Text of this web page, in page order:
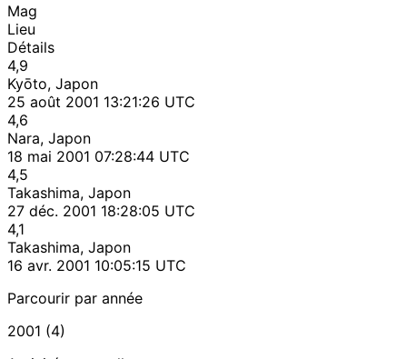
Mag
Lieu
Détails
4,9
Kyōto, Japon
25 août 2001 13:21:26 UTC
4,6
Nara, Japon
18 mai 2001 07:28:44 UTC
4,5
Takashima, Japon
27 déc. 2001 18:28:05 UTC
4,1
Takashima, Japon
16 avr. 2001 10:05:15 UTC
Parcourir par année
2001 (4)